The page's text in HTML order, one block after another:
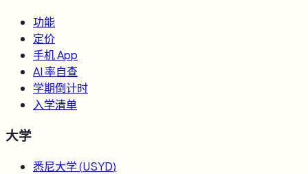
功能
定价
手机 App
AI 率自查
学期倒计时
入学清单
大学
悉尼大学(USYD)